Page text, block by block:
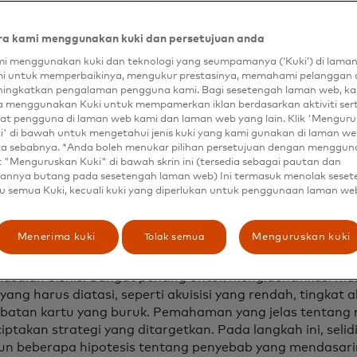
dan membangun loyalitas.
berlalunya masa berlaku kartu, upaya retensi proaktif
yang berkelanjutan terhadap kartu, sehingga
kartu.
terbaik untuk
siklus hidup
empat tahap manajemen siklus hidup menghadirkan
yang disesuaikan. Berikut ini adalah beberapa
setiap tahap siklus hidup:
bisnis: Sangat penting untuk mengidentifikasi
harus diatasi, seperti akuisisi yang rendah, tingkat
kartu yang buruk. Pemahaman yang jelas tentang
strategi yang ditargetkan. Pada langkah ini,
beberapa hipotesis tentang penyebab yang
kami menggunakan kuki dan persetujuan anda
menggunakan kuki dan teknologi yang seumpamanya (‘Kuki’) di
untuk memperbaikinya, mengukur prestasinya, memahami pelanggan
pengalaman pengguna kami. Bagi sesetengah laman web,
menggunakan Kuki untuk mempamerkan iklan berdasarkan aktiviti
pengguna di laman web kami dan laman web yang lain. Klik
di bawah untuk mengetahui jenis kuki yang kami gunakan di laman
sebabnya. *Anda boleh menukar pilihan persetujuan dengan
"Menguruskan Kuki" di bawah skrin ini (tersedia sebagai pautan dan
butang pada sesetengah laman web) Ini termasuk menolak
semua Kuki, kecuali kuki yang diperlukan untuk penggunaan laman
Menerima kuki Tolak semua Menguruskan kuki